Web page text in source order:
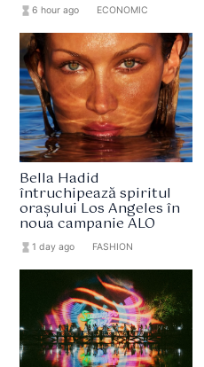
hourglass_full6 hour ago ECONOMIC
Bella Hadid
întruchipează spiritul
orașului Los Angeles în
noua campanie ALO
hourglass_full1 day ago FASHION